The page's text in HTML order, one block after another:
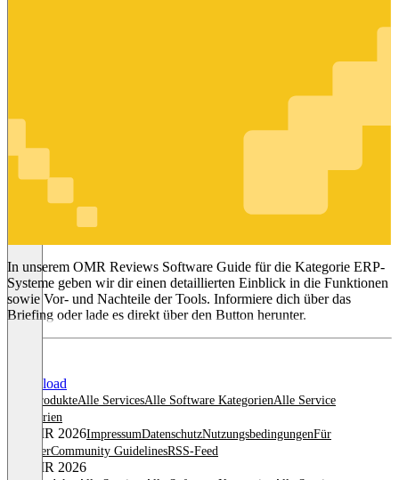
ERP-Systeme
In unserem OMR Reviews Software Guide für die Kategorie ERP-
Systeme geben wir dir einen detaillierten Einblick in die Funktionen
sowie Vor- und Nachteile der Tools. Informiere dich über das
Briefing oder lade es direkt über den Button herunter.
Download
Alle ProdukteAlle ServicesAlle Software KategorienAlle Service
Kategorien
© OMR 2026ImpressumDatenschutzNutzungsbedingungenFür
AnbieterCommunity GuidelinesRSS-Feed
© OMR 2026